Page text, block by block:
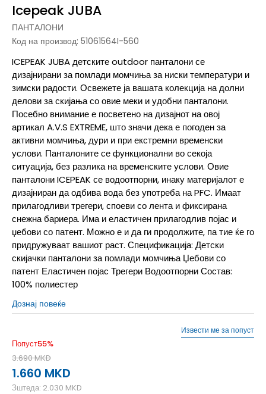
Icepeak JUBA
ПАНТАЛОНИ
Код на производ: 51061564I-560
ICEPEAK JUBA детските outdoor панталони се
дизајнирани за помлади момчиња за ниски температури и
зимски радости. Освежете ја вашата колекција на долни
делови за скијања со овие меки и удобни панталони.
Посебно внимание е посветено на дизајнот на овој
артикал A.V.S EXTREME, што значи дека е погоден за
активни момчиња, дури и при екстремни временски
услови. Панталоните се функционални во секоја
ситуација, без разлика на временските услови. Овие
панталони ICEPEAK се водоотпорни, инаку материјалот е
дизајниран да одбива вода без употреба на PFC. Имаат
прилагодливи трегери, споеви со лента и фиксирана
снежна бариера. Има и еластичен прилагодлив појас и
џебови со патент. Можно е и да ги продолжите, па тие ќе го
придружуваат вашиот раст. Спецификација: Детски
скијачки панталони за помлади момчиња Џебови со
патент Еластичен појас Трегери Водоотпорни Состав:
100% полиестер
Дознај повеќе
Попуст55%
3.690MKD
1.660 MKD
Зштеда: 2.030 MKD
Извести ме за попуст